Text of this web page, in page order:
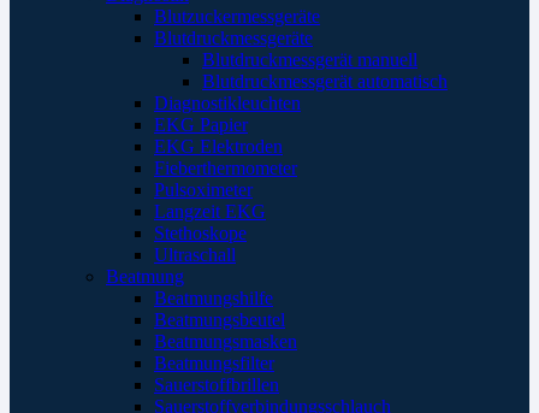
Blutzuckermessgeräte
Blutdruckmessgeräte
Blutdruckmessgerät manuell
Blutdruckmessgerät automatisch
Diagnostikleuchten
EKG Papier
EKG Elektroden
Fieberthermometer
Pulsoximeter
Langzeit EKG
Stethoskope
Ultraschall
Beatmung
Beatmungshilfe
Beatmungsbeutel
Beatmungsmasken
Beatmungsfilter
Sauerstoffbrillen
Sauerstoffverbindungsschlauch